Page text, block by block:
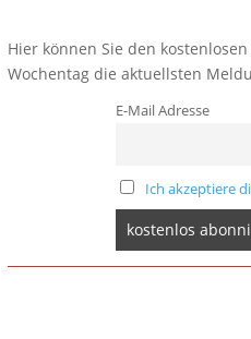
Hier können Sie den
Wochentag die aktuellsten
E-Mail Adresse
Ich akzeptiere